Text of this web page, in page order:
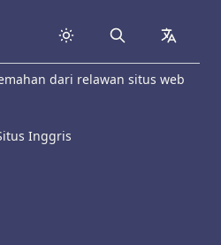
Search
dari relawan situs web
Inggris